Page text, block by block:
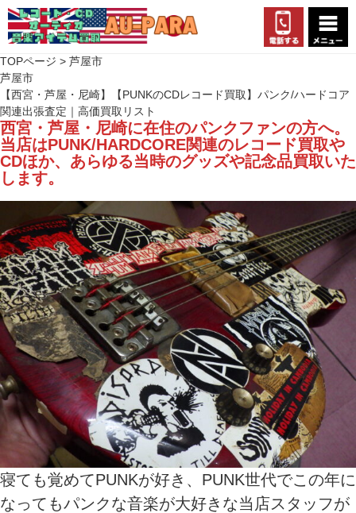
TOPページ > 芦屋市
芦屋市
【西宮・芦屋・尼崎】【PUNKのCDレコード買取】パンク/ハードコア
関連出張査定｜高価買取リスト
西宮・芦屋・尼崎に在住のパンクファンの方へ。
当店はPUNK/HARDCORE関連のレコード買取や
CDほか、あらゆる当時のグッズや記念品買取いた
します。
寝ても覚めてPUNKが好き、PUNK世代でこの年に
なってもパンクな音楽が大好きな当店スタッフが